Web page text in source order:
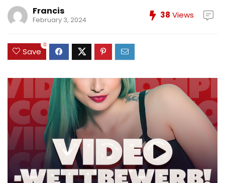
Francis
February 3, 2024 38 Views
Save
0